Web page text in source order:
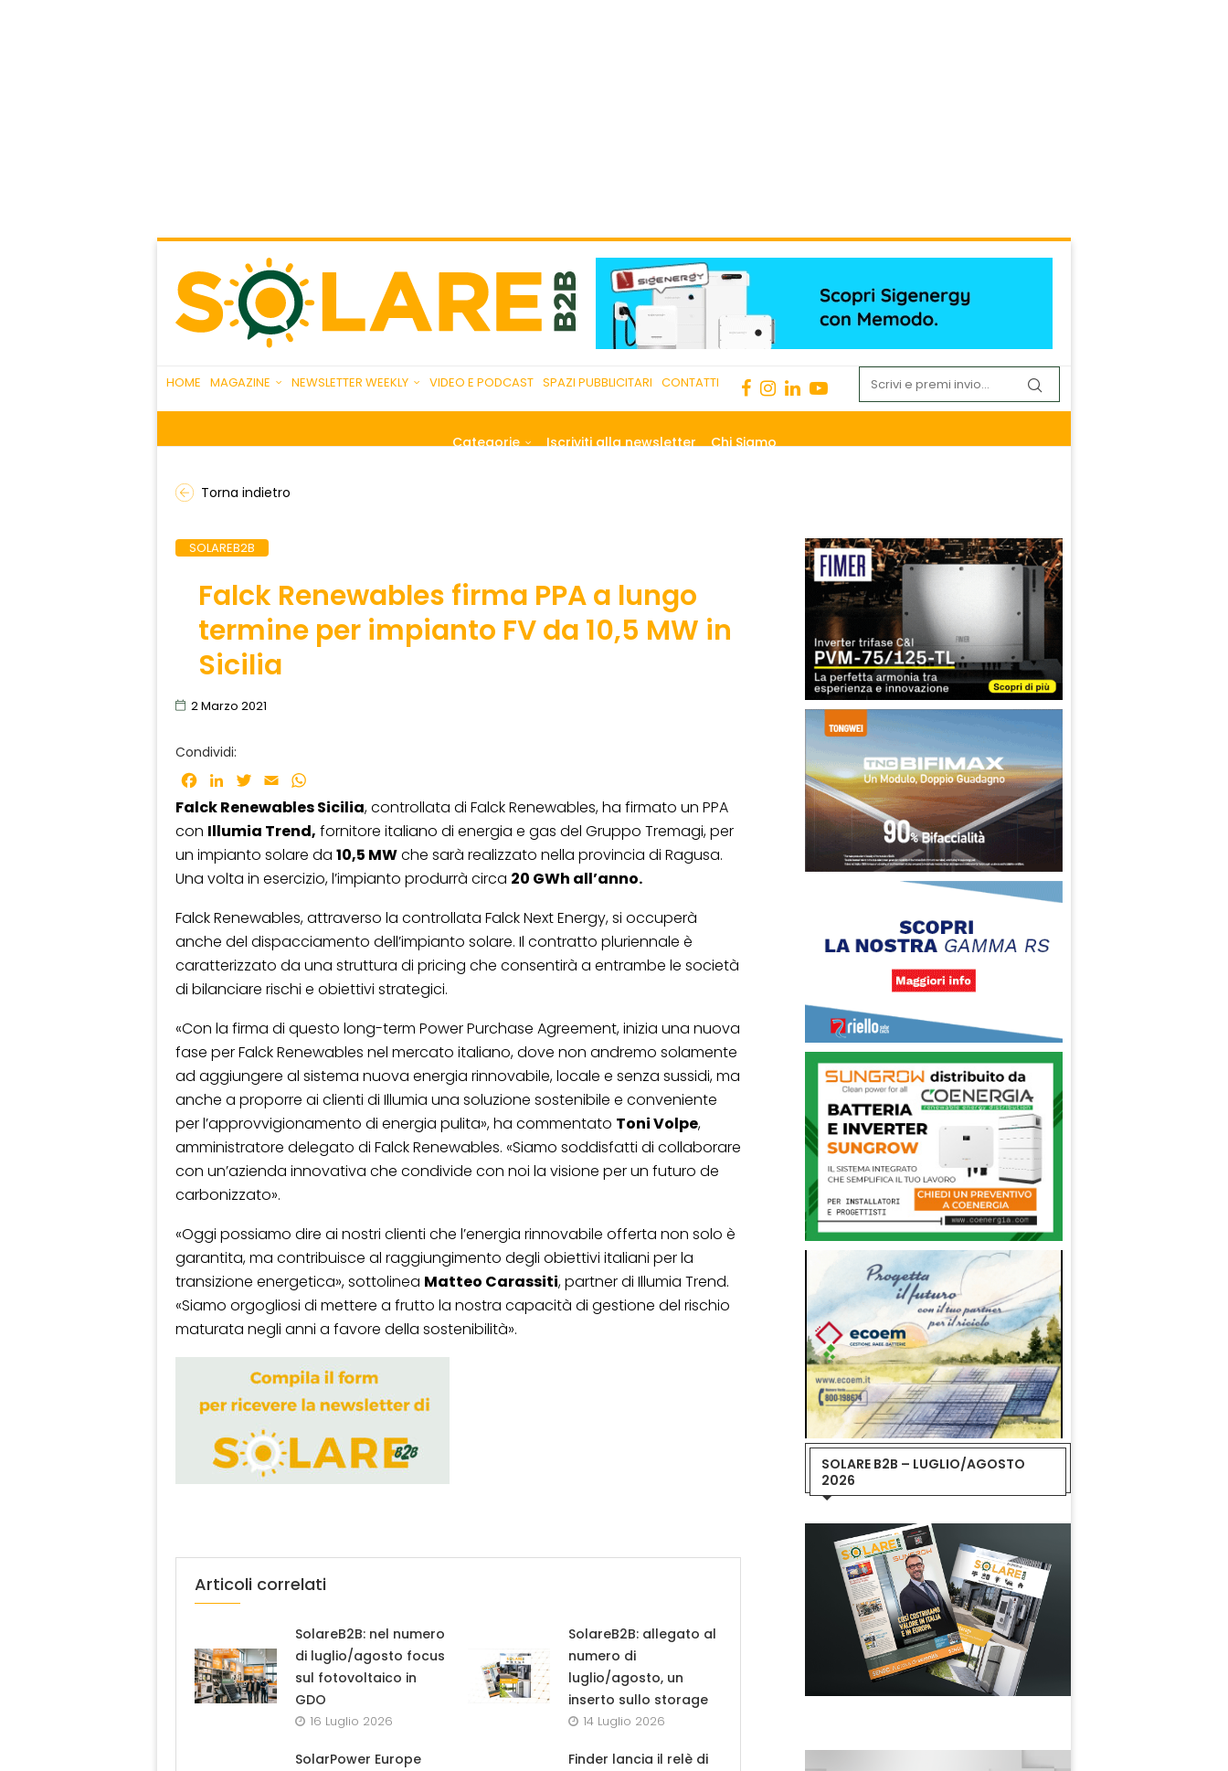
HOME MAGAZINE NEWSLETTER WEEKLY VIDEO E PODCAST SPAZI PUBBLICITARI CONTATTI
Categorie Iscriviti alla newsletter Chi Siamo
Torna indietro
SOLAREB2B
Falck Renewables firma PPA a lungo
termine per impianto FV da 10,5 MW in
Sicilia
2 Marzo 2021
Condividi:
Facebook
LinkedInTwitter
Email
Falck Renewables Sicilia, controllata di Falck Renewables, ha firmato un PPA
con Illumia Trend, fornitore italiano di energia e gas del Gruppo Tremagi, per
un impianto solare da 10,5 MWche sarà realizzato nella provincia di Ragusa.
Una volta in esercizio, l’impianto produrrà circa 20 GWh all’anno.
Falck Renewables, attraverso la controllata Falck Next Energy, si occuperà
anche del dispacciamento dell’impianto solare. Il contratto pluriennale è
caratterizzato da una struttura di pricing che consentirà a entrambe le società
di bilanciare rischi e obiettivi strategici.
«Con la firma di questo long-term Power Purchase Agreement, inizia una nuova
fase per Falck Renewables nel mercato italiano, dove non andremo solamente
ad aggiungere al sistema nuova energia rinnovabile, locale e senza sussidi, ma
anche a proporre ai clienti di Illumia una soluzione sostenibile e conveniente
per l’approvvigionamento di energia pulita», ha commentato Toni Volpe,
amministratore delegato di Falck Renewables. «Siamo soddisfatti di collaborare
con un’azienda innovativa che condivide con noi la visione per un futuro de
carbonizzato».
«Oggi possiamo dire ai nostri clienti che l’energia rinnovabile offerta non solo è
garantita, ma contribuisce al raggiungimento degli obiettivi italiani per la
transizione energetica», sottolinea Matteo Carassiti, partner di Illumia Trend.
«Siamo orgogliosi di mettere a frutto la nostra capacità di gestione del rischio
maturata negli anni a favore della sostenibilità».
Articoli correlati
SolareB2B: nel numero
di luglio/agosto focus
sul fotovoltaico in
GDO
16 Luglio 2026
SolareB2B: allegato al
numero di
luglio/agosto, un
inserto sullo storage
14 Luglio 2026
SolarPower Europe
Finder lancia il relè di
SOLARE B2B – LUGLIO/AGOSTO
2026